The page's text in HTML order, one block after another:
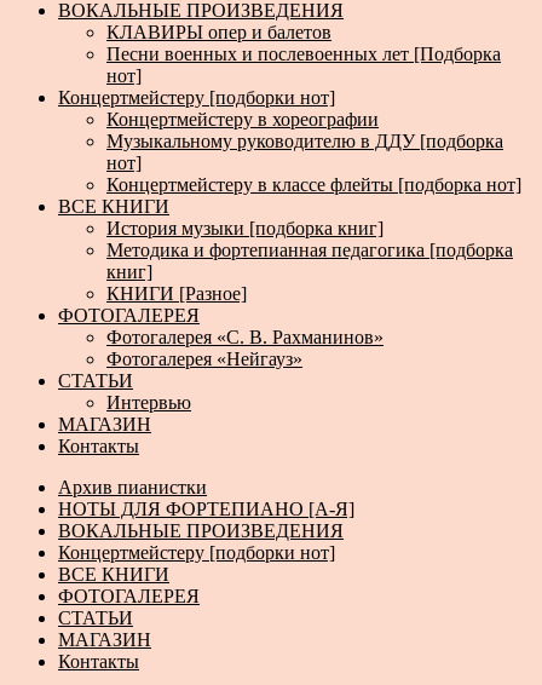
ВОКАЛЬНЫЕ ПРОИЗВЕДЕНИЯ
КЛАВИРЫ опер и балетов
Песни военных и послевоенных лет [Подборка
нот]
Концертмейстеру [подборки нот]
Концертмейстеру в хореографии
Музыкальному руководителю в ДДУ [подборка
нот]
Концертмейстеру в классе флейты [подборка нот]
ВСЕ КНИГИ
История музыки [подборка книг]
Методика и фортепианная педагогика [подборка
книг]
КНИГИ [Разное]
ФОТОГАЛЕРЕЯ
Фотогалерея «С. В. Рахманинов»
Фотогалерея «Нейгауз»
СТАТЬИ
Интервью
МАГАЗИН
Контакты
Архив пианистки
НОТЫ ДЛЯ ФОРТЕПИАНО [А-Я]
ВОКАЛЬНЫЕ ПРОИЗВЕДЕНИЯ
Концертмейстеру [подборки нот]
ВСЕ КНИГИ
ФОТОГАЛЕРЕЯ
СТАТЬИ
МАГАЗИН
Контакты